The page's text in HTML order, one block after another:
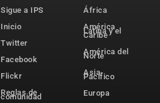
Sigue a IPS
Inicio
Twitter
Facebook
Flickr
Reglas de
comunidad
África
América
Latina y el
Caribe
América del
Norte
Asia-
Pacífico
Europa